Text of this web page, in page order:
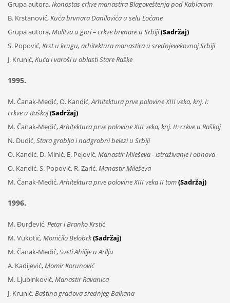
Grupa autora,Ikonostas crkve manastira Blagoveštenja pod Kablarom
B. Krstanović,Kuća brvnara Danilovića u selu Loćane
Grupa autora,Molitva u gori – crkve brvnare u Srbiji(Sadržaj)
S. Popović,Krst u krugu, arhitektura manastira u srednjevekovnoj Srbiji
J. Krunić,Kuća i varoši u oblasti Stare Raške
1995.
M. Čanak-Medić, O. Kandić,Arhitektura prve polovine XIII veka, knj. I:
crkve u Raškoj(Sadržaj)
M. Čanak-Medić,Arhitektura prve polovine XIII veka, knj. II: crkve u Raškoj
N. Dudić,Stara groblja i nadgrobni belezi u Srbiji
O. Kandić, D. Minić, E. Pejović,Manastir Mileševa - istraživanje i obnova
O. Kandić, S. Popović, R. Zarić,Manastir Mileševa
M. Čanak-Medić,Arhitektura prve polovine XIII veka II tom(Sadržaj)
1996.
M. Đurđević,Petar i Branko Krstić
M. Vukotić,Momčilo Belobrk(Sadržaj)
M. Čanak-Medić,Sveti Ahilije u Arilju
A. Kadijević,Momir Korunović
M. Ljubinković,Manastir Ravanica
J. Krunić,Baština gradova srednjeg Balkana